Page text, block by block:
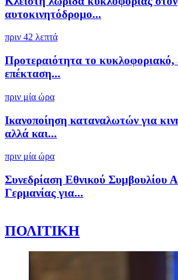
αυτοκινητόδρομο...
πριν 42 λεπτά
Προτεραιότητα το κυκλοφοριακό,
επέκταση...
πριν μία ώρα
Ικανοποίηση καταναλωτών για
αλλά και...
πριν μία ώρα
Συνεδρίαση Εθνικού Συμβουλίου
Γερμανίας για...
ΠΟΛΙΤΙΚΗ